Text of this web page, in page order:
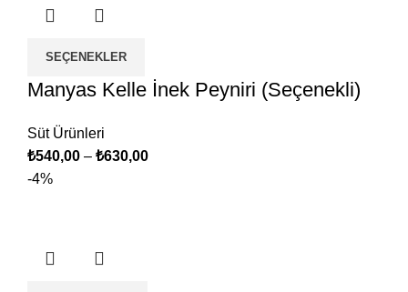
SEÇENEKLER
Manyas Kelle İnek Peyniri (Seçenekli)
Süt Ürünleri
₺540,00 – ₺630,00
-4%